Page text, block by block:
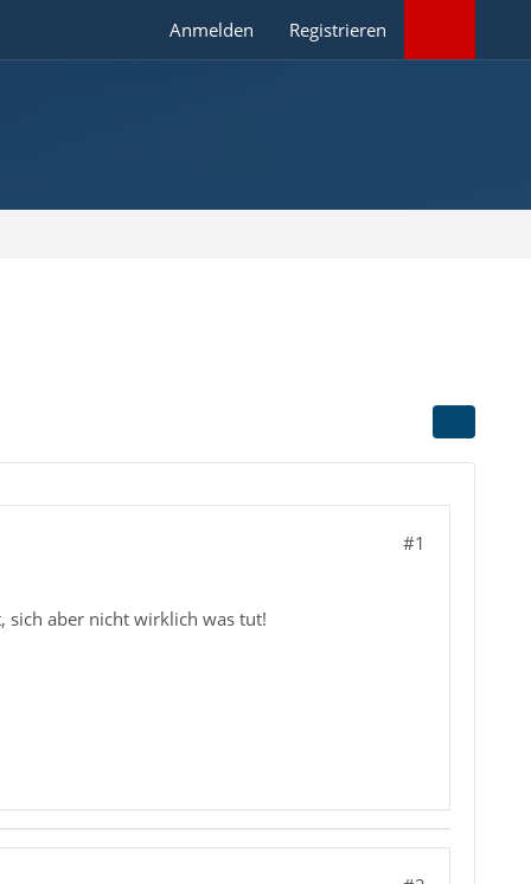
Anmelden Registrieren
#1
sich aber nicht wirklich was tut!